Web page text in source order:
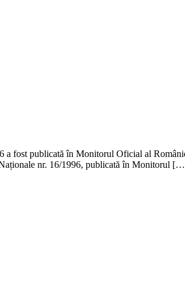
publicată în Monitorul Oficial al
nr. 16/1996, publicată în Monitorul